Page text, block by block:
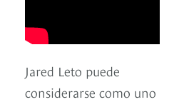
Jared Leto puede
considerarse como uno